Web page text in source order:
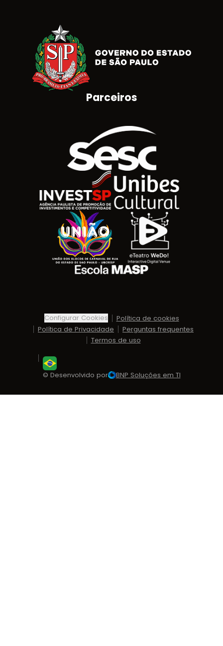
Brasão do Estado de São Paulo
Parceiros
Logotipo SESC
Logotipo Invest SP Unibes
União dos Blocos de Carnaval de Rua do
ETeatro WeDo! Interactive
© Desenvolvido por BNP Soluções em TI
Configurar Cookies
Política de cookies
Política de Privacidade
Perguntas frequentes
Termos de uso
Selecionar idioma